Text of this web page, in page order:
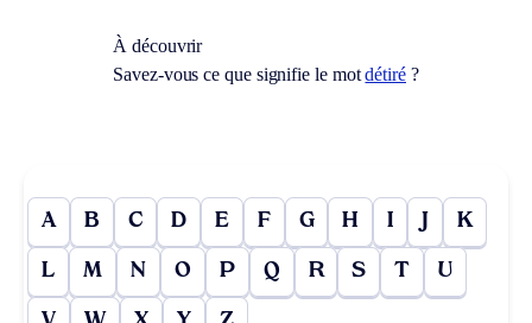
À découvrir
Savez-vous ce que signifie le motdétiré?
A B C D E F G H I J K
L M N O P Q R S T U